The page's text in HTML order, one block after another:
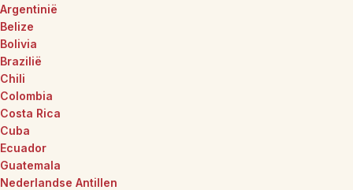
Argentinië
Belize
Bolivia
Brazilië
Chili
Colombia
Costa Rica
Cuba
Ecuador
Guatemala
Nederlandse Antillen